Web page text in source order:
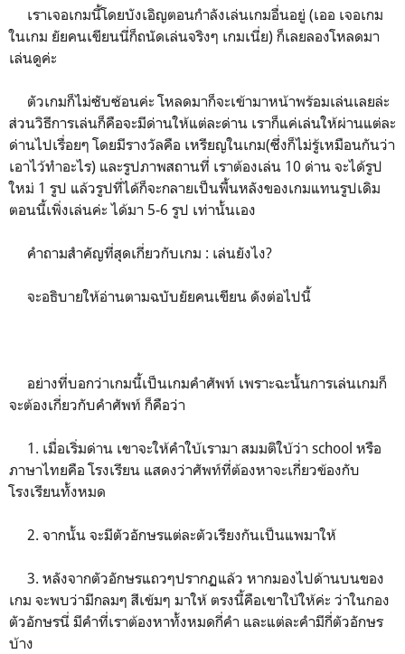
เราเจอเกมนี้โดยบังเอิญตอนกำลังเล่นเกมอื่นอยู่ (เออ เจอเกม
ในเกม ยัยคนเขียนนี่ก็ถนัดเล่นจริงๆ เกมเนี่ย) ก็เลยลองโหลดมา
เล่นดูค่ะ
ตัวเกมก็ไม่ซับซ้อนค่ะ โหลดมาก็จะเข้ามาหน้าพร้อมเล่นเลยล่ะ
ส่วนวิธีการเล่นก็คือจะมีด่านให้แต่ละด่าน เราก็แค่เล่นให้ผ่านแต่ละ
ด่านไปเรื่อยๆ โดยมีรางวัลคือ เหรียญในเกม(ซึ่งก็ไม่รู้เหมือนกันว่า
เอาไว้ทำอะไร) และรูปภาพสถานที่ เราต้องเล่น 10 ด่าน จะได้รูป
ใหม่ 1 รูป แล้วรูปที่ได้ก็จะกลายเป็นพื้นหลังของเกมแทนรูปเดิม
ตอนนี้เพิ่งเล่นค่ะ ได้มา 5-6 รูป เท่านั้นเอง
คำถามสำคัญที่สุดเกี่ยวกับเกม : เล่นยังไง?
จะอธิบายให้อ่านตามฉบับยัยคนเขียน ดังต่อไปนี้
อย่างที่บอกว่าเกมนี้เป็นเกมคำศัพท์ เพราะฉะนั้นการเล่นเกมก็
จะต้องเกี่ยวกับคำศัพท์ ก็คือว่า
1. เมื่อเริ่มด่าน เขาจะให้คำใบ้เรามา สมมติใบ้ว่า school หรือ
ภาษาไทยคือ โรงเรียน แสดงว่าศัพท์ที่ต้องหาจะเกี่ยวข้องกับ
โรงเรียนทั้งหมด
2. จากนั้น จะมีตัวอักษรแต่ละตัวเรียงกันเป็นแพมาให้
3. หลังจากตัวอักษรแถวๆปรากฏแล้ว หากมองไปด้านบนของ
เกม จะพบว่ามีกลมๆ สีเข้มๆ มาให้ ตรงนี้คือเขาใบ้ให้ค่ะ ว่าในกอง
ตัวอักษรนี่ มีคำที่เราต้องหาทั้งหมดกี่คำ และแต่ละคำมีกี่ตัวอักษร
บ้าง